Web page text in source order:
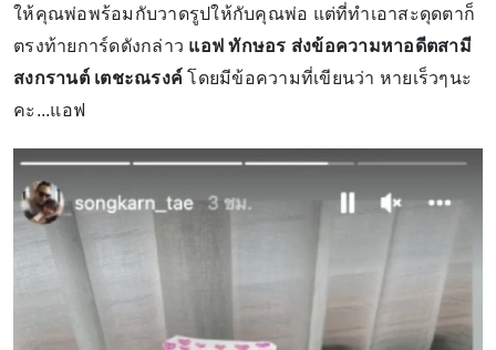
ให้คุณพ่อพร้อมกับวาดรูปให้กับคุณพ่อ แต่ที่ทำเอาสะดุดตาก็
ตรงท้ายการ์ดดังกล่าว แอฟ ทักษอร ส่งข้อความหาอดีตสามี
สงกรานต์ เตชะณรงค์โดยมีข้อความที่เขียนว่า หายเร็วๆนะ
คะ...แอฟ